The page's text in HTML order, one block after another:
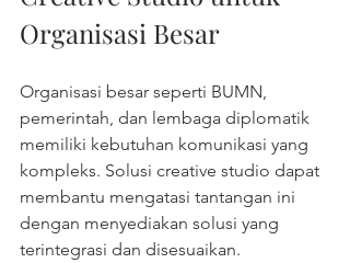
Organisasi Besar
Organisasi besar seperti BUMN,
pemerintah, dan lembaga diplomatik
memiliki kebutuhan komunikasi yang
kompleks. Solusi creative studio dapat
membantu mengatasi tantangan ini
dengan menyediakan solusi yang
terintegrasi dan disesuaikan.